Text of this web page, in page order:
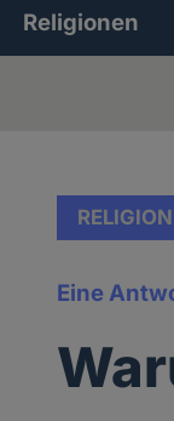
Religionen
Eine